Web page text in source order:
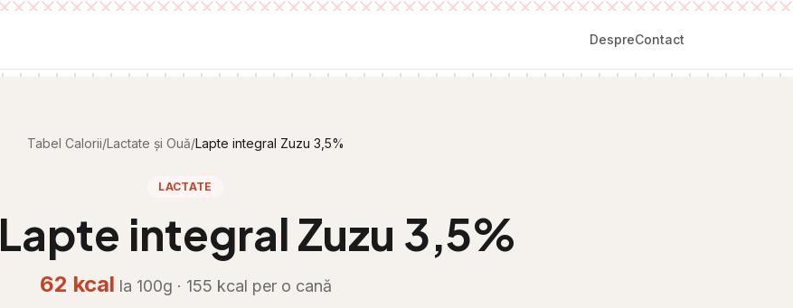
DespreContact
Tabel Calorii/Lactate și Ouă/Lapte integral Zuzu 3,5%
LACTATE
Lapte integral Zuzu 3,5%
62 kcal la 100g · 155 kcal per o cană